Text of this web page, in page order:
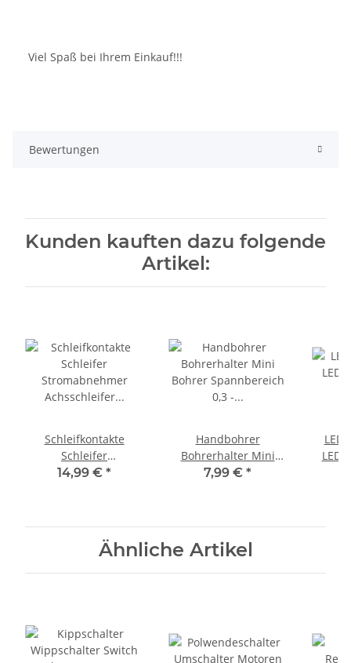
Viel Spaß bei Ihrem Einkauf!!!
Bewertungen
Kunden kauften dazu folgende
Artikel:
Schleifkontakte
Schleifer
Stromabnehmer
14,99 € *
Handbohrer
Bohrerhalter Mini
Bohrer Spannbereich
7,99 € *
LED
Ähnliche Artikel